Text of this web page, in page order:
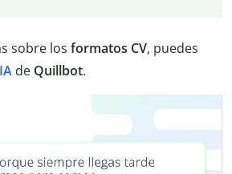
sobre los formatos CV, puedes
de Quillbot.